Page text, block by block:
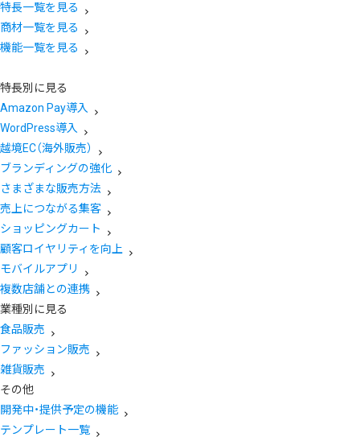
特長一覧を見る
商材一覧を見る
機能一覧を見る
特長別に見る
Amazon Pay導入
WordPress導入
越境EC（海外販売）
ブランディングの強化
さまざまな販売方法
売上につながる集客
ショッピングカート
顧客ロイヤリティを向上
モバイルアプリ
複数店舗との連携
業種別に見る
食品販売
ファッション販売
雑貨販売
その他
開発中・提供予定の機能
テンプレート一覧